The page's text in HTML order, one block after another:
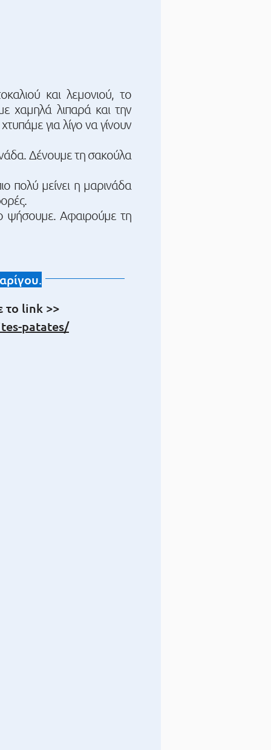
και λεμονιού, το
χαμηλά λιπαρά και την
για λίγο να γίνουν
Δένουμε τη σακούλα
πολύ μείνει η μαρινάδα
ψήσουμε. Αφαιρούμε τη
το link >>
patates/